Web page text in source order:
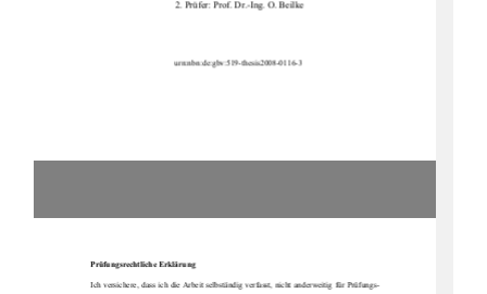
2. Prüfer: Prof. Dr.-Ing. O. Beilke
urn:nbn:de:gbv:519-thesis2008-0116-3
Prüfungsrechtliche Erklärung
Ich versichere, dass ich die Arbeit selbständig verfasst, nicht anderweitig für Prüfungs-